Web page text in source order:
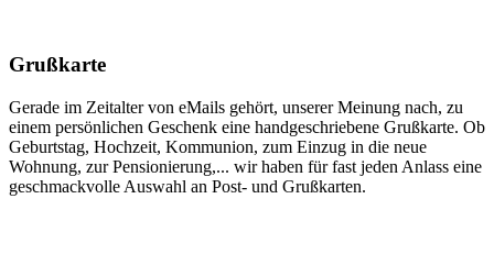
Grußkarte
Gerade im Zeitalter von eMails gehört, unserer Meinung nach, zu
einem persönlichen Geschenk eine handgeschriebene Grußkarte. Ob
Geburtstag, Hochzeit, Kommunion, zum Einzug in die neue
Wohnung, zur Pensionierung,... wir haben für fast jeden Anlass eine
geschmackvolle Auswahl an Post- und Grußkarten.